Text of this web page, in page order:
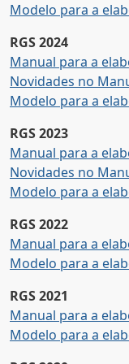
Modelo para a
RGS 2024
Manual para a
Novidades no
Modelo para a
RGS 2023
Manual para a
Novidades no
Modelo para a
RGS 2022
Manual para a
Modelo para a
RGS 2021
Manual para a
Modelo para a